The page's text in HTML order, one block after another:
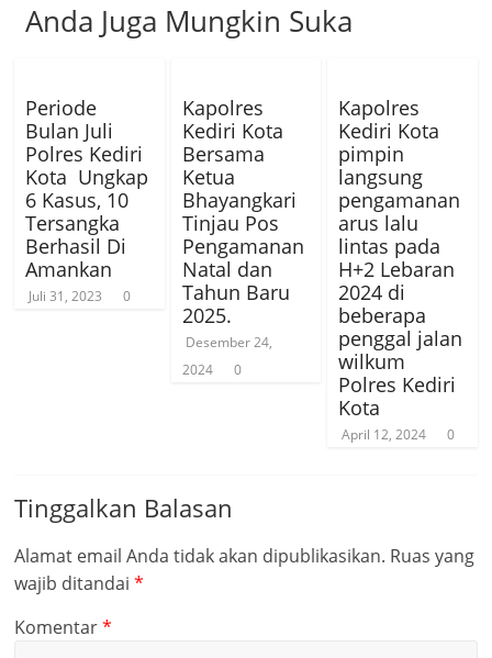
Anda Juga Mungkin Suka
Periode
Bulan Juli
Polres Kediri
Kota Ungkap
6 Kasus, 10
Tersangka
Berhasil Di
Amankan
Juli 31, 2023 0
Kapolres
Kediri Kota
Bersama
Ketua
Bhayangkari
Tinjau Pos
Pengamanan
Natal dan
Tahun Baru
2025.
Desember 24,
2024
0
Kapolres
Kediri Kota
pimpin
langsung
pengamanan
arus lalu
lintas pada
H+2 Lebaran
2024 di
beberapa
penggal jalan
wilkum
Polres Kediri
Kota
April 12, 2024 0
Tinggalkan Balasan
Alamat email Anda tidak akan dipublikasikan. Ruas yang
wajib ditandai*
Komentar*